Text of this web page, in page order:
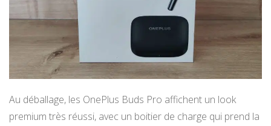
Au déballage, les OnePlus Buds Pro affichent un look
premium très réussi, avec un boitier de charge qui prend la